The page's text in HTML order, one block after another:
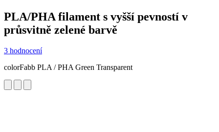
PLA/PHA filament s vyšší pevností v
průsvitně zelené barvě
3 hodnocení
colorFabb PLA / PHA Green Transparent